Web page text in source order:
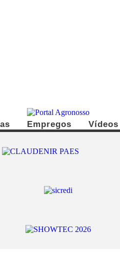
Empregos Vídeos